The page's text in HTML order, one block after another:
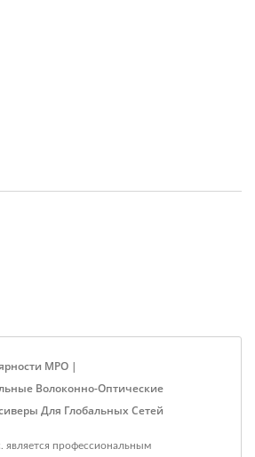
MPO |
Волоконно-Оптические
Для Глобальных Сетей
является профессиональным